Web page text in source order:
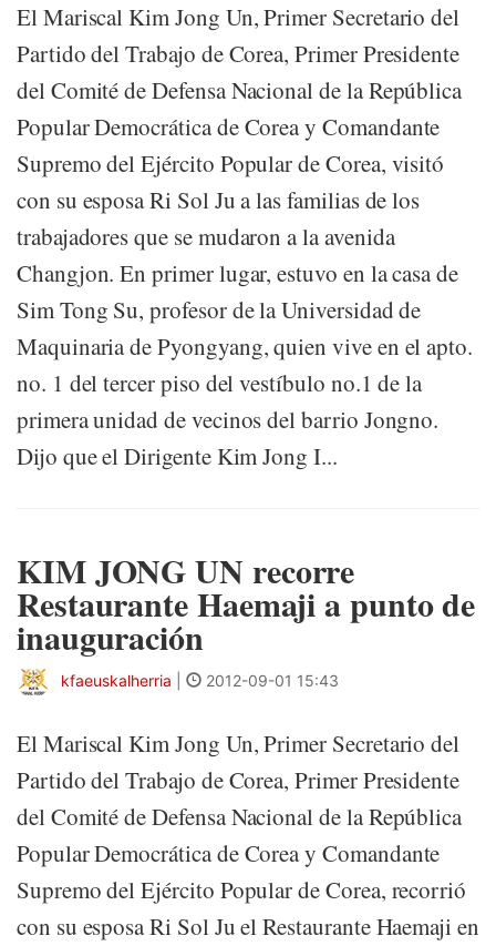
El Mariscal Kim Jong Un, Primer Secretario del
Partido del Trabajo de Corea, Primer Presidente
del Comité de Defensa Nacional de la República
Popular Democrática de Corea y Comandante
Supremo del Ejército Popular de Corea, visitó
con su esposa Ri Sol Ju a las familias de los
trabajadores que se mudaron a la avenida
Changjon. En primer lugar, estuvo en la casa de
Sim Tong Su, profesor de la Universidad de
Maquinaria de Pyongyang, quien vive en el apto.
no. 1 del tercer piso del vestíbulo no.1 de la
primera unidad de vecinos del barrio Jongno.
Dijo que el Dirigente Kim Jong I...
KIM JONG UN recorre
Restaurante Haemaji a punto de
inauguración
kfaeuskalherria 2012-09-01 15:43
El Mariscal Kim Jong Un, Primer Secretario del
Partido del Trabajo de Corea, Primer Presidente
del Comité de Defensa Nacional de la República
Popular Democrática de Corea y Comandante
Supremo del Ejército Popular de Corea, recorrió
con su esposa Ri Sol Ju el Restaurante Haemaji en